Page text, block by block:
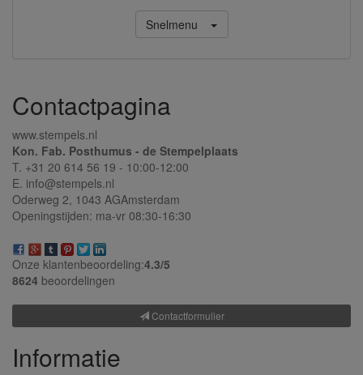
Snelmenu
Contactpagina
www.stempels.nl
Kon. Fab. Posthumus - de Stempelplaats
T. +31 20 614 56 19 - 10:00-12:00
E. info@stempels.nl
Oderweg 2, 1043 AGAmsterdam
Openingstijden: ma-vr 08:30-16:30
Onze klantenbeoordeling:4.3/5
8624 beoordelingen
Contactformulier
Informatie